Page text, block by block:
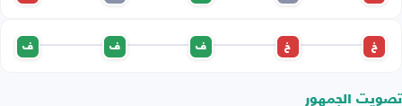
خ خ ف ف ف
تصويت الجمهور